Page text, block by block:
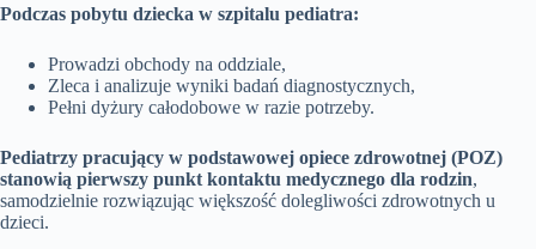
Podczas pobytu dziecka w szpitalu pediatra:
Prowadzi obchody na oddziale,
Zleca i analizuje wyniki badań diagnostycznych,
Pełni dyżury całodobowe w razie potrzeby.
Pediatrzy pracujący w podstawowej opiece zdrowotnej (POZ)
stanowią pierwszy punkt kontaktu medycznego dla rodzin,
samodzielnie rozwiązując większość dolegliwości zdrowotnych u
dzieci.